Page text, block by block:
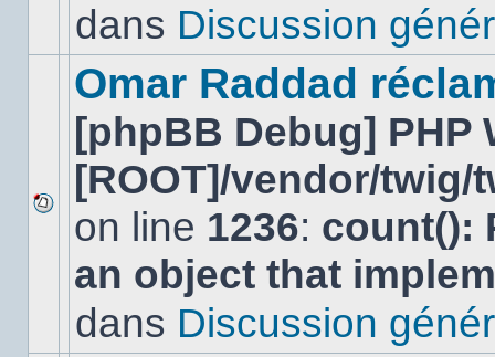
dansdans Discussion
Aucun
nouveau
message
non-
dans
Omar Raddad
[phpBB Debug] PHP
[ROOT]/vendor/
on line 1236: count():
an object that
dans Discussion